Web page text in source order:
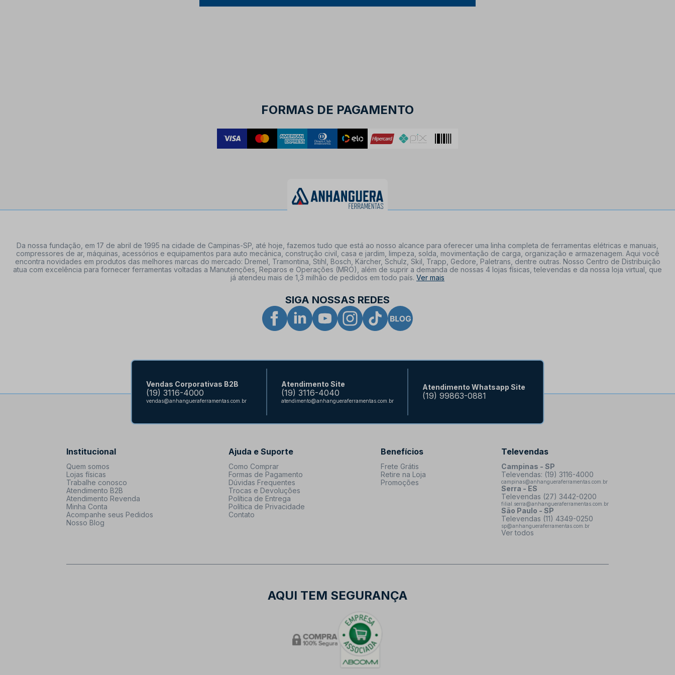
FORMAS DE PAGAMENTO
Da nossa fundação, em 17 de abril de 1995 na cidade de Campinas-SP, até hoje, fazemos tudo que está ao nosso alcance para oferecer uma linha completa de ferramentas elétricas e manuais,
compressores de ar, máquinas, acessórios e equipamentos para auto mecânica, construção civil, casa e jardim, limpeza, solda, movimentação de carga, organização e armazenagem. Aqui você
encontra novidades em produtos das melhores marcas do mercado: Dremel, Tramontina, Stihl, Bosch, Kärcher, Schulz, Skil, Trapp, Gedore, Paletrans, dentre outras. Nosso Centro de Distribuição
atua com excelência para fornecer ferramentas voltadas a Manutenções, Reparos e Operações (MRO), além de suprir a demanda de nossas 4 lojas físicas, televendas e da nossa loja virtual, que
já atendeu mais de 1,3 milhão de pedidos em todo país. Ver mais
SIGA NOSSAS REDES
Vendas Corporativas B2B
(19) 3116-4000
vendas@anhangueraferramentas.com.br
Atendimento Site
(19) 3116-4040
atendimento@anhangueraferramentas.com.br
Atendimento Whatsapp Site
(19) 99863-0881
Institucional
Quem somos
Lojas físicas
Trabalhe conosco
Atendimento B2B
Atendimento Revenda
Minha Conta
Acompanhe seus Pedidos
Nosso Blog
Ajuda e Suporte
Como Comprar
Formas de Pagamento
Dúvidas Frequentes
Trocas e Devoluções
Política de Entrega
Política de Privacidade
Contato
Benefícios
Frete Grátis
Retire na Loja
Promoções
Televendas
Campinas - SP
Televendas: (19) 3116-4000
campinas@anhangueraferramentas.com.br
Serra - ES
Televendas (27) 3442-0200
filial.serra@anhangueraferramentas.com.br
São Paulo - SP
Televendas (11) 4349-0250
sp@anhangueraferramentas.com.br
Ver todos
AQUI TEM SEGURANÇA